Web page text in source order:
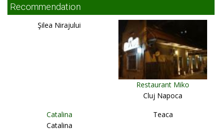
Recommendation
Şilea Nirajului
Restaurant Miko
Cluj Napoca
Catalina
Catalina
Teaca